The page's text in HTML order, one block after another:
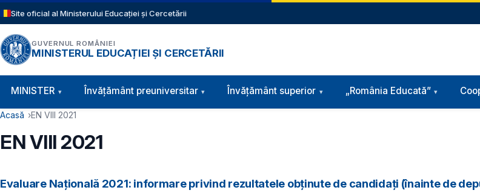
Sari la conținutul principal
Site oficial al Ministerului Educației și Cercetării
GUVERNUL ROMÂNIEI
MINISTERUL EDUCAȚIEI ȘI CERCETĂRII
Navigație principală
MINISTER Învăţământ preuniversitar Învățământ superior „România Educată”
Cale de navigare
Acasă EN VIII 2021
EN VIII 2021
Evaluare Națională 2021: informare privind rezultatele obținute de candidați (înainte de